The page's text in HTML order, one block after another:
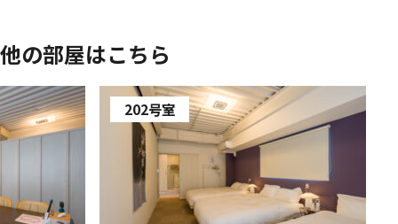
他の部屋はこちら
202号室